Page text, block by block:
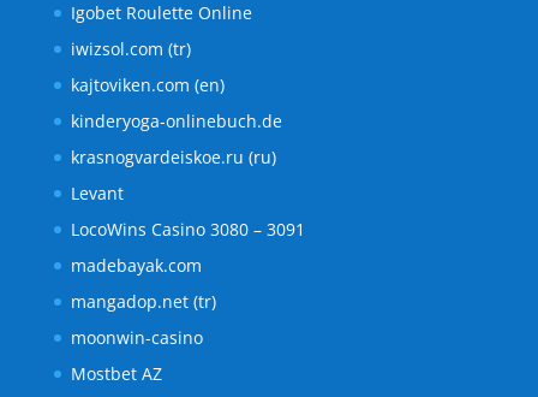
Igobet Roulette Online
iwizsol.com (tr)
kajtoviken.com (en)
kinderyoga-onlinebuch.de
krasnogvardeiskoe.ru (ru)
Levant
LocoWins Casino 3080 – 3091
madebayak.com
mangadop.net (tr)
moonwin-casino
Mostbet AZ